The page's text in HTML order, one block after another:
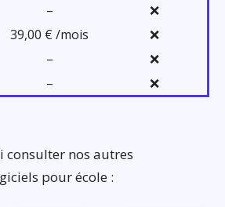
–
❌
39,00 € /mois
❌
–
❌
– ❌
consulter nos autres
pour école :